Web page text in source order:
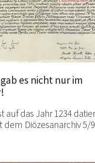
es nicht nur im
auf das Jahr 1234
Diözesanarchiv 5/